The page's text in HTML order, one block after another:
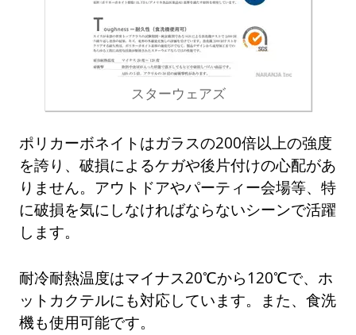
スターウェアズ
ポリカーボネイトはガラスの200倍以上の強度
を誇り、破損によるケガや後片付けの心配があ
りません。アウトドアやパーティー会場等、特
に破損を気にしなければならないシーンで活躍
します。
耐冷耐熱温度はマイナス20℃から120℃で、ホ
ットカクテルにも対応しています。また、食洗
機も使用可能です。